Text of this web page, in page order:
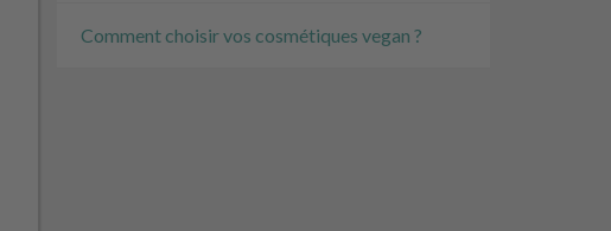
Comment choisir vos cosmétiques vegan ?